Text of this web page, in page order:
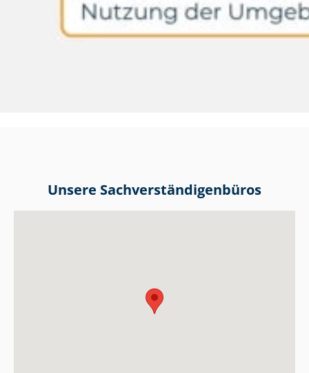
Unsere Sach­ver­stän­di­gen­bü­ros